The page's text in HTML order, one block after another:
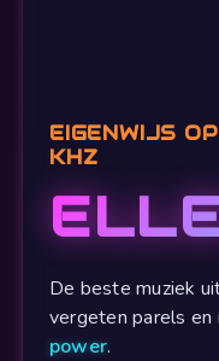
EIGENWIJS
KHZ
De beste muziek
vergeten parels
power.